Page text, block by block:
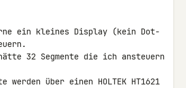
ein kleines Display (kein Dot-
32 Segmente die ich ansteuern
werden über einen HOLTEK HT1621